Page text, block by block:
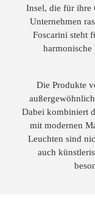
Insel, die für ihre
Unternehmen
Foscarini steht
Die Produkte
Dabei kombiniert
mit modernen
Leuchten sind
auch